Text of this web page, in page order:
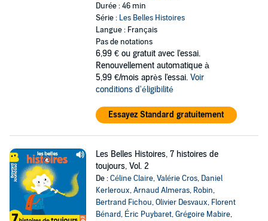
Durée : 46 min
Série : Les Belles Histoires
Langue : Français
Pas de notations
6,99 € ou gratuit avec l'essai.
Renouvellement automatique à
5,99 €/mois après l'essai. Voir
conditions d'éligibilité
Essayez Standard gratuitement
Les Belles Histoires, 7 histoires de
toujours, Vol. 2
De :Céline Claire,Valérie Cros, Daniel
Kerleroux,Arnaud Almeras, Robin,
Bertrand Fichou,Olivier Desvaux, Florent
Bénard, Éric Puybaret,Grégoire Mabire,